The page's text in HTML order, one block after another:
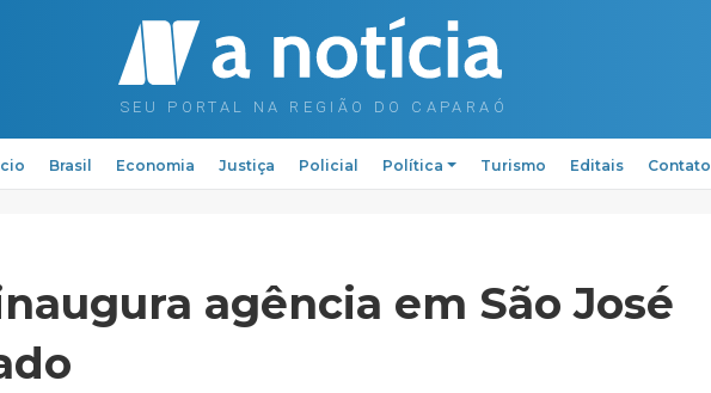
Brasil Economia Justiça Policial Política Turismo Editais Contato
agência em São José